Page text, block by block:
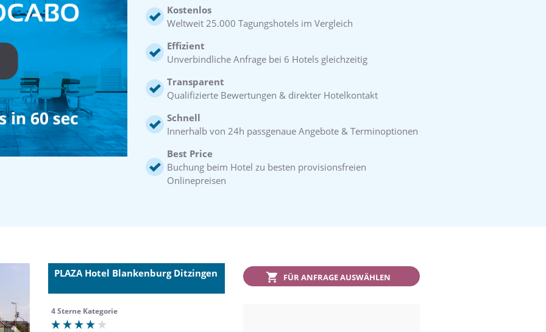
Kostenlos
Weltweit 25.000 Tagungshotels im Vergleich
Effizient
Unverbindliche Anfrage bei 6 Hotels gleichzeitig
Transparent
Qualifizierte Bewertungen & direkter Hotelkontakt
Schnell
Innerhalb von 24h passgenaue Angebote & Terminoptionen
Best Price
Buchung beim Hotel zu besten provisionsfreien
Onlinepreisen
PLAZA Hotel Blankenburg Ditzingen
4 Sterne Kategorie
FÜR ANFRAGE AUSWÄHLEN